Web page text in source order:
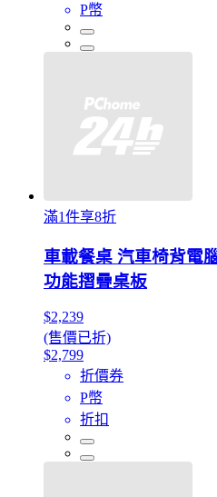
P幣
滿1件享8折
車載餐桌 汽車椅背電
功能摺疊桌板
$2,239
(售價已折)
$2,799
折價券
P幣
折扣